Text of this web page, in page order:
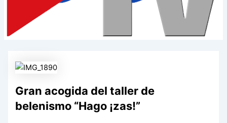
Gran acogida del taller de
belenismo “Hago ¡zas!”